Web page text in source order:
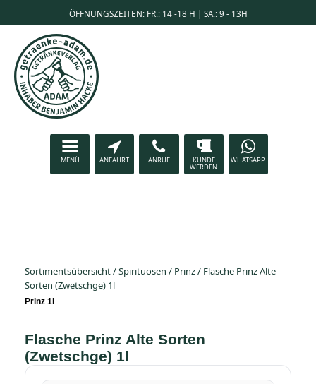
ÖFFNUNGSZEITEN: FR.: 14 -18 H | SA.: 9 - 13H
MENÜ ANFAHRT ANRUF KUNDE
WERDEN
WHATSAPP
Sortimentsübersicht/Spirituosen / Prinz/ Flasche Prinz Alte
Sorten (Zwetschge) 1l
Prinz 1l
Flasche Prinz Alte Sorten
(Zwetschge) 1l